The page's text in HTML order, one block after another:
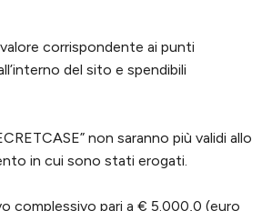
corrispondente ai punti
del sito e spendibili
non saranno più validi allo
in cui sono stati erogati.
complessivo pari a € 5.000,0 (euro